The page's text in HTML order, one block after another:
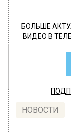
БОЛЬШЕ
ВИДЕО В
НОВОСТИ